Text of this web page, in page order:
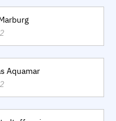
Aquamar